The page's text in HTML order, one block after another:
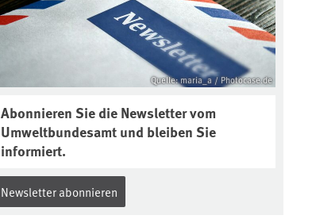
Quelle: maria_a / Photocase.de
Abonnieren Sie die Newsletter vom
Umweltbundesamt und bleiben Sie
informiert.
Newsletter abonnieren